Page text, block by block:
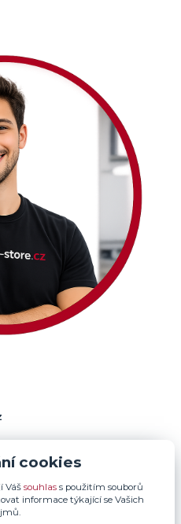
cookies
Váš souhlass použitím souborů
informace týkající se Vašich